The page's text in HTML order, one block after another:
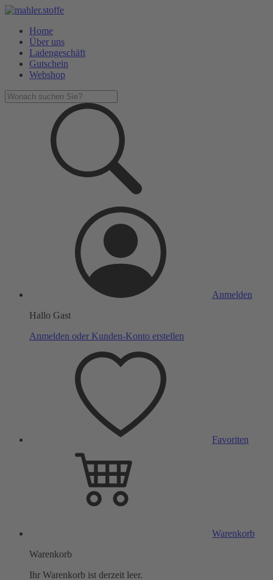
Home
Über uns
Ladengeschäft
Gutschein
Webshop
Anmelden
Hallo Gast
Anmelden oder Kunden-Konto erstellen
Favoriten
Warenkorb
Warenkorb
Ihr Warenkorb ist derzeit leer.